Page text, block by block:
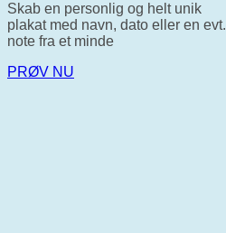
Skab en personlig og helt unik
plakat med navn, dato eller en evt.
note fra et minde
PRØV NU